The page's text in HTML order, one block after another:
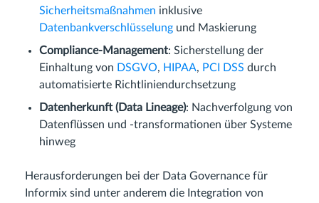
Sicherheitsmaßnahmen inklusive
Datenbankverschlüsselung und Maskierung
Compliance-Management: Sicherstellung der
Einhaltung von DSGVO, HIPAA, PCI DSS durch
automatisierte Richtliniendurchsetzung
Datenherkunft (Data Lineage): Nachverfolgung von
Datenflüssen und -transformationen über Systeme
hinweg
Herausforderungen bei der Data Governance für
Informix sind unter anderem die Integration von